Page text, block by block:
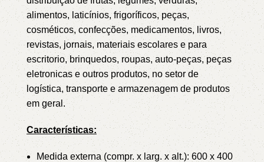
alimentos, laticínios, frigoríficos, peças,
cosméticos, confecções, medicamentos, livros,
revistas, jornais, materiais escolares e para
escritorio, brinquedos, roupas, auto-peças, peças
eletronicas e outros produtos, no setor de
logística, transporte e armazenagem de produtos
em geral.
Características:
Medida externa (compr. x larg. x alt.): 600 x 400